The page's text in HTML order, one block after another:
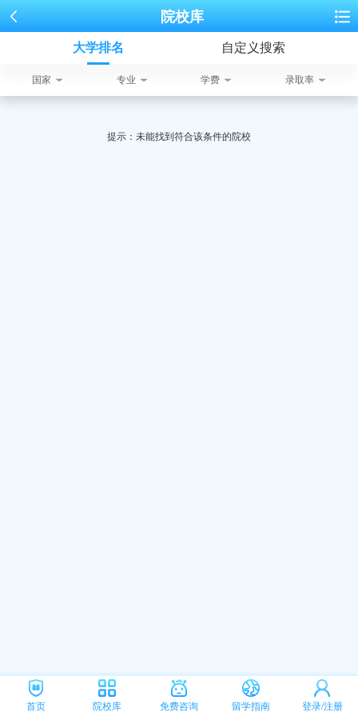
院校库
大学排名 自定义搜索
国家 专业 学费 录取率
提示：未能找到符合该条件的院校
首页 院校库 免费咨询 留学指南 登录/注册